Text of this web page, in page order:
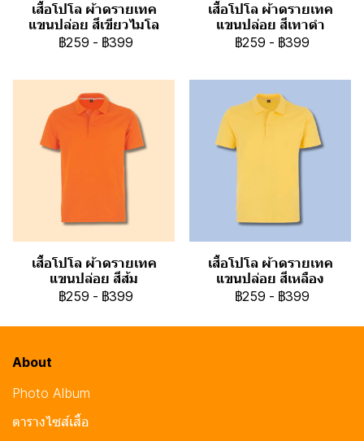
เสื้อโปโล ผ้าดรายเทค
แขนปล่อย สีเขียวไมโล
฿259 - ฿399
เสื้อโปโล ผ้าดรายเทค
แขนปล่อย สีเทาดำ
฿259 - ฿399
เสื้อโปโล ผ้าดรายเทค
แขนปล่อย สีส้ม
฿259 - ฿399
เสื้อโปโล ผ้าดรายเทค
แขนปล่อย สีเหลือง
฿259 - ฿399
About
Photo Album
ตารางไซส์เสื้อ